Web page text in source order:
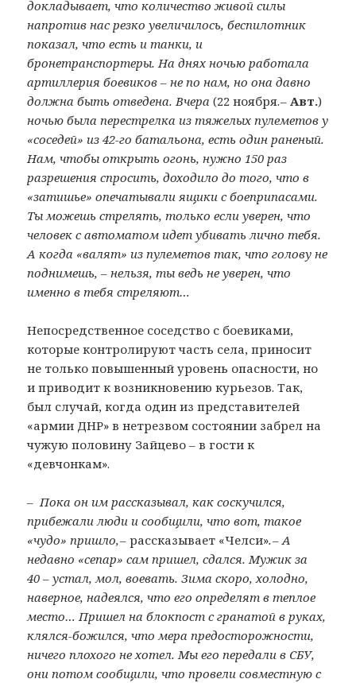
докладывает, что количество живой силы
напротив нас резко увеличилось, беспилотник
показал, что есть и танки, и
бронетранспортеры. На днях ночью работала
артиллерия боевиков – не по нам, но она давно
должна быть отведена. Вчера(22 ноября. – Авт.)
ночью была перестрелка из тяжелых пулеметов у
«соседей» из 42-го батальона, есть один раненый.
Нам, чтобы открыть огонь, нужно 150 раз
разрешения спросить, доходило до того, что в
«затишье» опечатывали ящики с боеприпасами.
Ты можешь стрелять, только если уверен, что
человек с автоматом идет убивать лично тебя.
А когда «валят» из пулеметов так, что голову не
поднимешь, – нельзя, ты ведь не уверен, что
именно в тебя стреляют…
Непосредственное соседство с боевиками,
которые контролируют часть села, приносит
не только повышенный уровень опасности, но
и приводит к возникновению курьезов. Так,
был случай, когда один из представителей
«армии ДНР» в нетрезвом состоянии забрел на
чужую половину Зайцево – в гости к
«девчонкам».
– Пока он им рассказывал, как соскучился,
прибежали люди и сообщили, что вот, такое
«чудо» пришло, –рассказывает «Челси». – А
недавно «сепар» сам пришел, сдался. Мужик за
40 – устал, мол, воевать. Зима скоро, холодно,
наверное, надеялся, что его определят в теплое
место… Пришел на блокпост с гранатой в руках,
клялся-божился, что мера предосторожности,
ничего плохого не хотел. Мы его передали в СБУ,
они потом сообщили, что провели совместную с